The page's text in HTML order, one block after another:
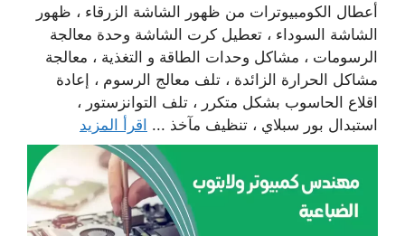
أعطال الكومبيوترات من ظهور الشاشة الزرقاء ، ظهور
الشاشة السوداء ، تعطيل كرت الشاشة وحدة معالجة
الرسومات ، مشاكل وحدات الطاقة و التغذية ، معالجة
مشاكل الحرارة الزائدة ، تلف معالج الرسوم ، إعادة
اقلاع الحاسوب بشكل متكرر ، تلف التوانزستور ،
استبدال بور سبلاي ، تنظيف مآخذ ... اقرأ المزيد